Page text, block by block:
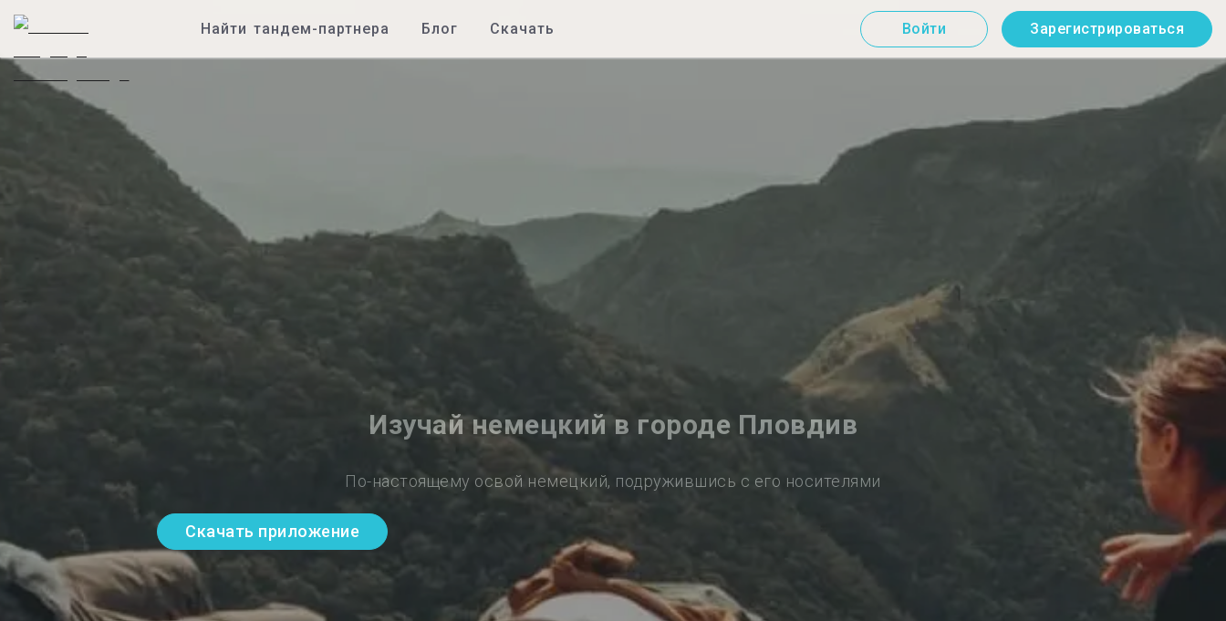
Найти тандем-партнера Блог Скачать Войти Зарегистрироваться
Изучай немецкий в городе Пловдив
По-настоящему освой немецкий, подружившись с его носителями
Скачать приложение